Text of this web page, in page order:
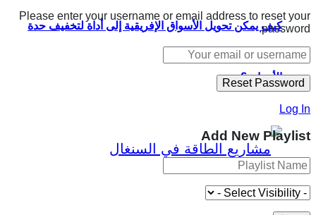
كيف يمكن تحويل الأسواق الإفريقية إلى أداة لتخفيف حدة
الأزمات؟
Please enter your username or email address to reset your
password.
Log In
Add New Playlist